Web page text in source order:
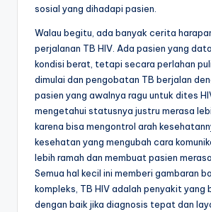
sosial yang dihadapi pasien.
Walau begitu, ada banyak cerita
perjalanan TB HIV. Ada pasien yang
kondisi berat, tetapi secara perlahan
dimulai dan pengobatan TB berjalan
pasien yang awalnya ragu untuk dites
mengetahui statusnya justru merasa
karena bisa mengontrol arah
kesehatan yang mengubah cara
lebih ramah dan membuat pasien
Semua hal kecil ini memberi gambaran
kompleks, TB HIV adalah penyakit yang
dengan baik jika diagnosis tepat dan